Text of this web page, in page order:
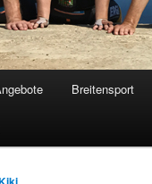
Breitensport